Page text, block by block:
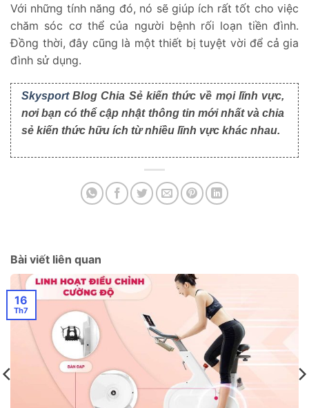
Với những tính năng đó, nó sẽ giúp ích rất tốt cho việc
chăm sóc cơ thể của người bệnh rối loạn tiền đình.
Đồng thời, đây cũng là một thiết bị tuyệt vời để cả gia
đình sử dụng.
SkysportBlog Chia Sẻ kiến thức về mọi lĩnh vực,
nơi bạn có thể cập nhật thông tin mới nhất và chia
sẻ kiến thức hữu ích từ nhiều lĩnh vực khác nhau.
Bài viết liên quan
16
Th7